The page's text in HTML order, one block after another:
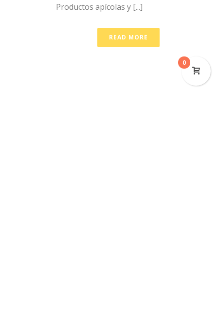
Productos apícolas y [...]
READ MORE
0